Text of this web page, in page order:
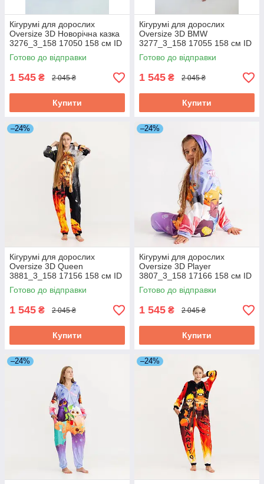
Кігурумі для дорослих
Oversize 3D Новорічна казка
3276_3_158 17050 158 см ID
4882413
Готово до відправки
1 545 ₴ 2 045 ₴
Купити
Кігурумі для дорослих
Oversize 3D BMW
3277_3_158 17055 158 см ID
4882418
Готово до відправки
1 545 ₴ 2 045 ₴
Купити
–24%
Кігурумі для дорослих
Oversize 3D Queen
3881_3_158 17156 158 см ID
4925802
Готово до відправки
1 545 ₴ 2 045 ₴
Купити
–24%
Кігурумі для дорослих
Oversize 3D Player
3807_3_158 17166 158 см ID
4925807
Готово до відправки
1 545 ₴ 2 045 ₴
Купити
–24% –24%